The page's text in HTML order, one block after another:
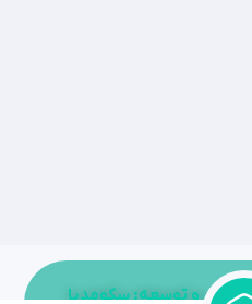
طراحی و توسعه: سکومدیا